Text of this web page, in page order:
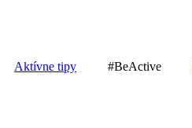
Aktívne tipy #BeActive